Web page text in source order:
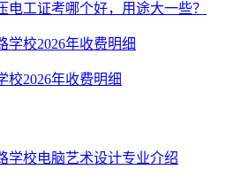
电工证考哪个好，用途大一些？
校2026年收费明细